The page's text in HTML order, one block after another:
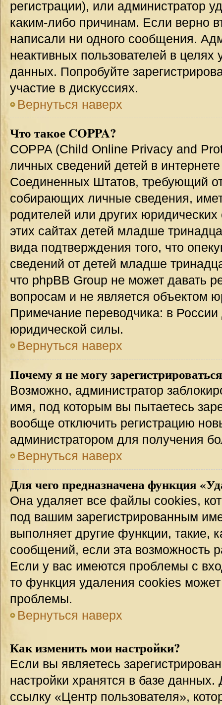
регистрации), или администратор
каким-либо причинам. Если верно
написали ни одного сообщения.
неактивных пользователей в
данных. Попробуйте
участие в дискуссиях.
Вернуться наверх
Что такое COPPA?
COPPA (Child Online Privacy and
личных сведений детей в
Соединенных Штатов, требующий
собирающих личные сведения,
родителей или других
этих сайтах детей младше
вида подтверждения того, что
сведений от детей младше
что phpBB Group не может давать
вопросам и не является объектом
Примечание переводчика: в
юридической силы.
Вернуться наверх
Почему я не могу
Возможно, администратор
имя, под которым вы пытаетесь
вообще отключить регистрацию
администратором для получения
Вернуться наверх
Для чего предназначена функция
Она удаляет все файлы cookies,
под вашим зарегистрированным
выполняет другие функции, такие,
сообщений, если эта возможность
Если у вас имеются проблемы с
то функция удаления cookies
проблемы.
Вернуться наверх
Как изменить мои настройки?
Если вы являетесь
настройки хранятся в базе
ссылку «Центр пользователя»,